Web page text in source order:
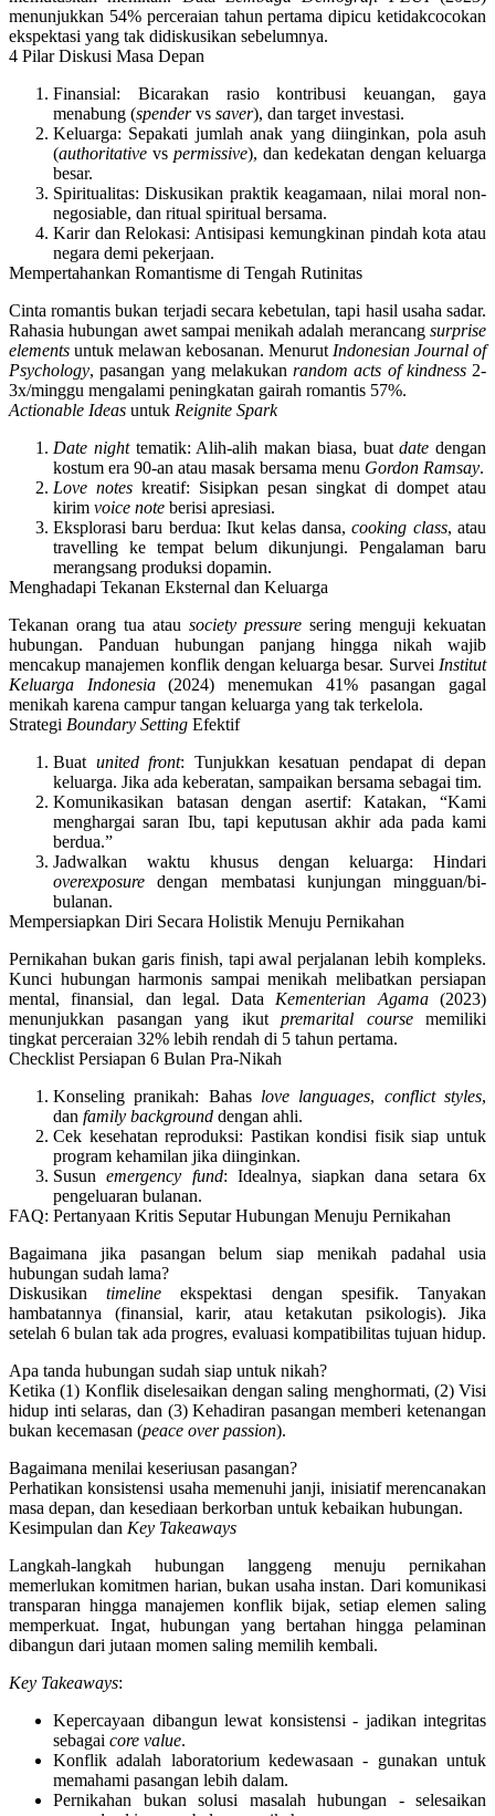
menunjukkan 54% perceraian tahun pertama dipicu ketidakcocokan
ekspektasi yang tak didiskusikan sebelumnya.
4 Pilar Diskusi Masa Depan
Finansial: Bicarakan rasio kontribusi keuangan, gaya
menabung (spendervs saver), dan target investasi.
Keluarga: Sepakati jumlah anak yang diinginkan, pola asuh
(authoritative vs permissive), dan kedekatan dengan keluarga
besar.
Spiritualitas: Diskusikan praktik keagamaan, nilai moral non-
negosiable, dan ritual spiritual bersama.
Karir dan Relokasi: Antisipasi kemungkinan pindah kota atau
negara demi pekerjaan.
Mempertahankan Romantisme di Tengah Rutinitas
Cinta romantis bukan terjadi secara kebetulan, tapi hasil usaha sadar.
Rahasia hubungan awet sampai menikah adalah merancang surprise
elements untuk melawan kebosanan. Menurut Indonesian Journal of
Psychology, pasangan yang melakukan random acts of kindness2-
3x/minggu mengalami peningkatan gairah romantis 57%.
Actionable Ideas untuk Reignite Spark
Date nighttematik: Alih-alih makan biasa, buatdate dengan
kostum era 90-an atau masak bersama menu Gordon Ramsay.
Love notes kreatif: Sisipkan pesan singkat di dompet atau
kirim voice note berisi apresiasi.
Eksplorasi baru berdua: Ikut kelas dansa,cooking class, atau
travelling ke tempat belum dikunjungi. Pengalaman baru
merangsang produksi dopamin.
Menghadapi Tekanan Eksternal dan Keluarga
Tekanan orang tua atau society pressure sering menguji kekuatan
hubungan. Panduan hubungan panjang hingga nikah wajib
mencakup manajemen konflik dengan keluarga besar. Survei Institut
Keluarga Indonesia(2024) menemukan 41% pasangan gagal
menikah karena campur tangan keluarga yang tak terkelola.
Strategi Boundary Setting Efektif
Buat united front: Tunjukkan kesatuan pendapat di depan
keluarga. Jika ada keberatan, sampaikan bersama sebagai tim.
Komunikasikan batasan dengan asertif: Katakan, “Kami
menghargai saran Ibu, tapi keputusan akhir ada pada kami
berdua.”
Jadwalkan waktu khusus dengan keluarga: Hindari
overexposure dengan membatasi kunjungan mingguan/bi-
bulanan.
Mempersiapkan Diri Secara Holistik Menuju Pernikahan
Pernikahan bukan garis finish, tapi awal perjalanan lebih kompleks.
Kunci hubungan harmonis sampai menikah melibatkan persiapan
mental, finansial, dan legal. Data Kementerian Agama(2023)
menunjukkan pasangan yang ikut premarital coursememiliki
tingkat perceraian 32% lebih rendah di 5 tahun pertama.
Checklist Persiapan 6 Bulan Pra-Nikah
Konseling pranikah: Bahas love languages, conflict styles,
dan family background dengan ahli.
Cek kesehatan reproduksi: Pastikan kondisi fisik siap untuk
program kehamilan jika diinginkan.
Susunemergency fund: Idealnya, siapkan dana setara 6x
pengeluaran bulanan.
FAQ: Pertanyaan Kritis Seputar Hubungan Menuju Pernikahan
Bagaimana jika pasangan belum siap menikah padahal usia
hubungan sudah lama?
Diskusikantimeline ekspektasi dengan spesifik. Tanyakan
hambatannya (finansial, karir, atau ketakutan psikologis). Jika
setelah 6 bulan tak ada progres, evaluasi kompatibilitas tujuan hidup.
Apa tanda hubungan sudah siap untuk nikah?
Ketika (1) Konflik diselesaikan dengan saling menghormati, (2) Visi
hidup inti selaras, dan (3) Kehadiran pasangan memberi ketenangan
bukan kecemasan (peace over passion).
Bagaimana menilai keseriusan pasangan?
Perhatikan konsistensi usaha memenuhi janji, inisiatif merencanakan
masa depan, dan kesediaan berkorban untuk kebaikan hubungan.
Kesimpulan dan Key Takeaways
Langkah-langkah hubungan langgeng menuju pernikahan
memerlukan komitmen harian, bukan usaha instan. Dari komunikasi
transparan hingga manajemen konflik bijak, setiap elemen saling
memperkuat. Ingat, hubungan yang bertahan hingga pelaminan
dibangun dari jutaan momen saling memilih kembali.
Key Takeaways:
Kepercayaan dibangun lewat konsistensi - jadikan integritas
sebagai core value.
Konflik adalah laboratorium kedewasaan - gunakan untuk
memahami pasangan lebih dalam.
Pernikahan bukan solusi masalah hubungan - selesaikan